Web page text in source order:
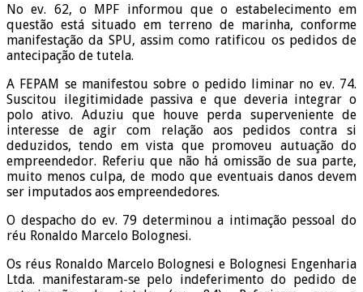
No ev. 62, o MPF informou que o estabelecimento em
questão está situado em terreno de marinha, conforme
manifestação da SPU, assim como ratificou os pedidos de
antecipação de tutela.
A FEPAM se manifestou sobre o pedido liminar no ev. 74.
Suscitou ilegitimidade passiva e que deveria integrar o
polo ativo. Aduziu que houve perda superveniente de
interesse de agir com relação aos pedidos contra si
deduzidos, tendo em vista que promoveu autuação do
empreendedor. Referiu que não há omissão de sua parte,
muito menos culpa, de modo que eventuais danos devem
ser imputados aos empreendedores.
O despacho do ev. 79 determinou a intimação pessoal do
réu Ronaldo Marcelo Bolognesi.
Os réus Ronaldo Marcelo Bolognesi e Bolognesi Engenharia
Ltda. manifestaram-se pelo indeferimento do pedido de